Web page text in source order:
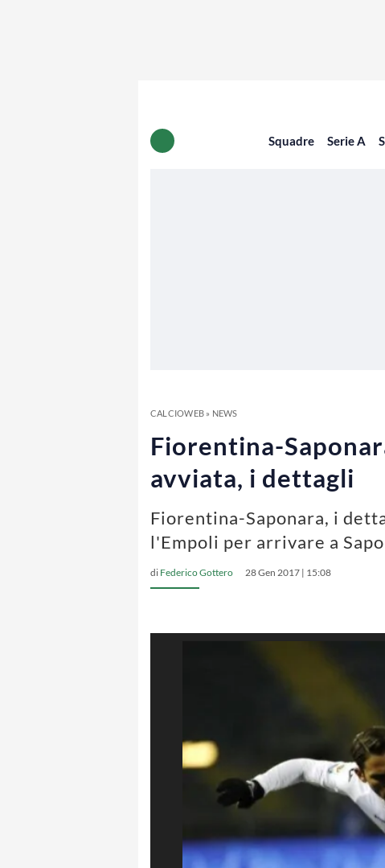
Squadre Serie A
CALCIOWEB» NEWS
Fiorentina-
avviata, i dettagli
Fiorentina-Saponara, i
l'Empoli per arrivare a
di Federico Gottero 28 Gen 2017 | 15:08